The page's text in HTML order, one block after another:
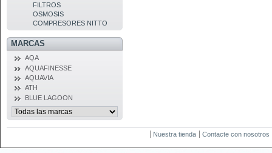
FILTROS
OSMOSIS
COMPRESORES NITTO
MARCAS
AQA
AQUAFINESSE
AQUAVIA
ATH
BLUE LAGOON
Nuestra tienda Contacte con nosotros